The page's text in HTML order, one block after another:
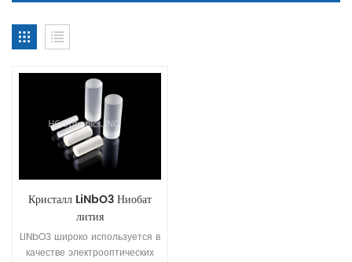
Кристалл LiNbO3 Ниобат
лития
LiNbO3 широко используется в
качестве электрооптических